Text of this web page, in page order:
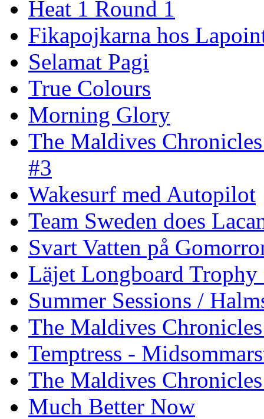
Heat 1 Round 1
Fikapojkarna hos
Selamat Pagi
True Colours
Morning Glory
The Maldives
#3
Wakesurf med Autopilot
Team Sweden does
Svart Vatten på
Läjet Longboard
Summer Sessions /
The Maldives
Temptress -
The Maldives
Much Better Now